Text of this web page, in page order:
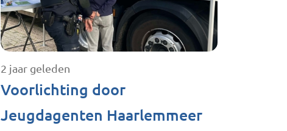
2 jaar geleden
Voorlichting door
Jeugdagenten Haarlemmeer